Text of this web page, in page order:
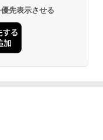
先表示させる